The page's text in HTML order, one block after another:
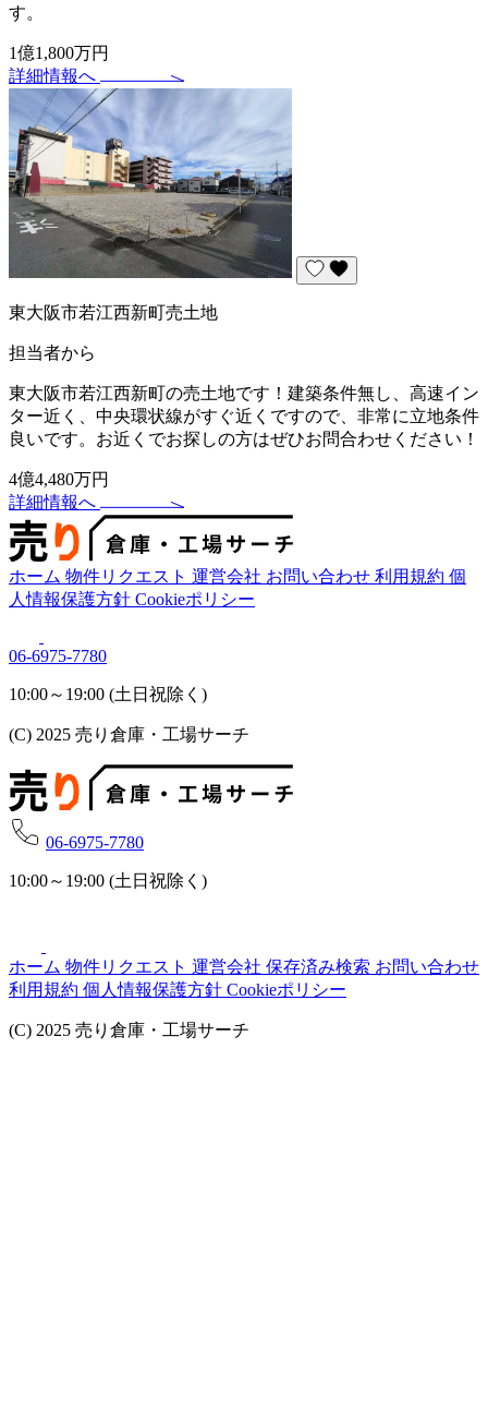
す。
1億1,800万円
詳細情報へ
東大阪市若江西新町売土地
担当者から
東大阪市若江西新町の売土地です！建築条件無し、高速イン
ター近く、中央環状線がすぐ近くですので、非常に立地条件
良いです。お近くでお探しの方はぜひお問合わせください！
4億4,480万円
詳細情報へ
ホーム 物件リクエスト 運営会社 お問い合わせ 利用規約 個
人情報保護方針 Cookieポリシー
06-6975-7780
10:00～19:00 (土日祝除く)
(C) 2025 売り倉庫・工場サーチ
06-6975-7780
10:00～19:00 (土日祝除く)
ホーム 物件リクエスト 運営会社 保存済み検索 お問い合わせ
利用規約 個人情報保護方針 Cookieポリシー
(C) 2025 売り倉庫・工場サーチ